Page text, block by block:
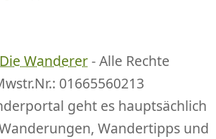
Die Wanderer- Alle Rechte
01665560213
geht es hauptsächlich
Wandertipps und